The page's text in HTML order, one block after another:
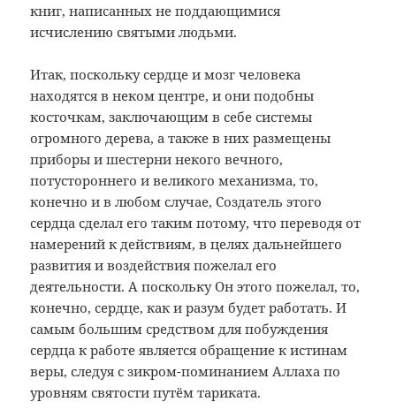
книг, написанных не поддающимися
исчислению святыми людьми.
Итак, поскольку сердце и мозг человека
находятся в неком центре, и они подобны
косточкам, заключающим в себе системы
огромного дерева, а также в них размещены
приборы и шестерни некого вечного,
потустороннего и великого механизма, то,
конечно и в любом случае, Создатель этого
сердца сделал его таким потому, что переводя от
намерений к действиям, в целях дальнейшего
развития и воздействия пожелал его
деятельности. А поскольку Он этого пожелал, то,
конечно, сердце, как и разум будет работать. И
самым большим средством для побуждения
сердца к работе является обращение к истинам
веры, следуя с зикром-поминанием Аллаха по
уровням святости путём тариката.